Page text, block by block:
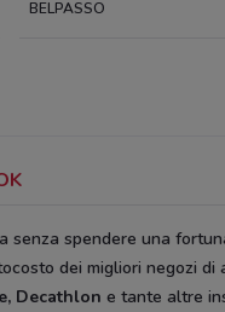
BELPASSO
senza spendere una
dei migliori negozi di
Decathlon e tante altre